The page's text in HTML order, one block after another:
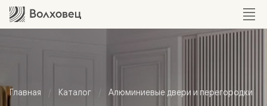
Главная Каталог Алюминиевые двери и перегородки